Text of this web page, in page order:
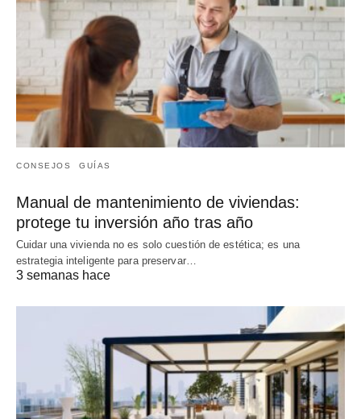
CONSEJOS GUÍAS
Manual de mantenimiento de viviendas:
protege tu inversión año tras año
Cuidar una vivienda no es solo cuestión de estética; es una
estrategia inteligente para preservar…
3 semanas hace